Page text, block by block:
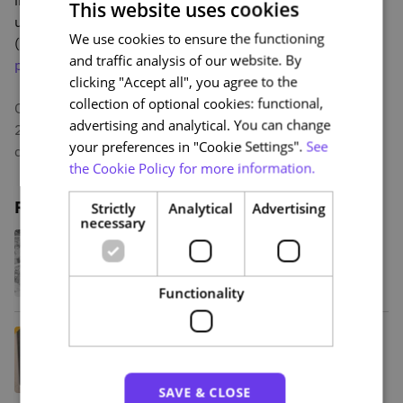
unidade FCCN da Fundação da Ciência e a Tecnologia
(FCT):
https://www.nau.edu.pt/pt/curso/iniciacao-a-
prova-de-vinhos/
O curso Iniciação à Prova de Vinhos regressa numa
2ºedição que não vai deixar indiferente aqueles que
querem aprender mais sobre enologia.
Related posts
Da sátira de Bordalo Pinheiro à BD
contemporânea: NAU lança
programa de cursos sobre a História
da Banda Desenhada Portuguesa
Amália além do fado: uma viagem
pela vida e obra da artista na NAU
PORTUGUESE
ENGLISH
This website uses cookies
We use cookies to ensure the functioning
and traffic analysis of our website. By
clicking "Accept all", you agree to the
collection of optional cookies: functional,
advertising and analytical. You can change
your preferences in "Cookie Settings". See
the Cookie Policy for more information.
Strictly
necessary
Analytical Advertising
Functionality
SAVE & CLOSE